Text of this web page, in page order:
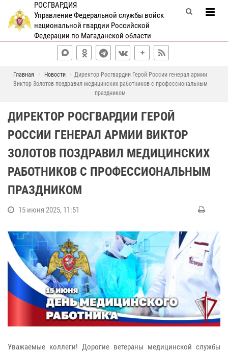
РОСГВАРДИЯ
Управление Федеральной службы войск
национальной гвардии Российской
Федерации по Магаданской области
Главная Новости
Директор Росгвардии Герой России генерал армии
Виктор Золотов поздравил медицинских работников с профессиональным
праздником
ДИРЕКТОР РОСГВАРДИИ ГЕРОЙ
РОССИИ ГЕНЕРАЛ АРМИИ ВИКТОР
ЗОЛОТОВ ПОЗДРАВИЛ МЕДИЦИНСКИХ
РАБОТНИКОВ С ПРОФЕССИОНАЛЬНЫМ
ПРАЗДНИКОМ
15 июня 2025, 11:51
Уважаемые коллеги! Дорогие ветераны медицинской службы